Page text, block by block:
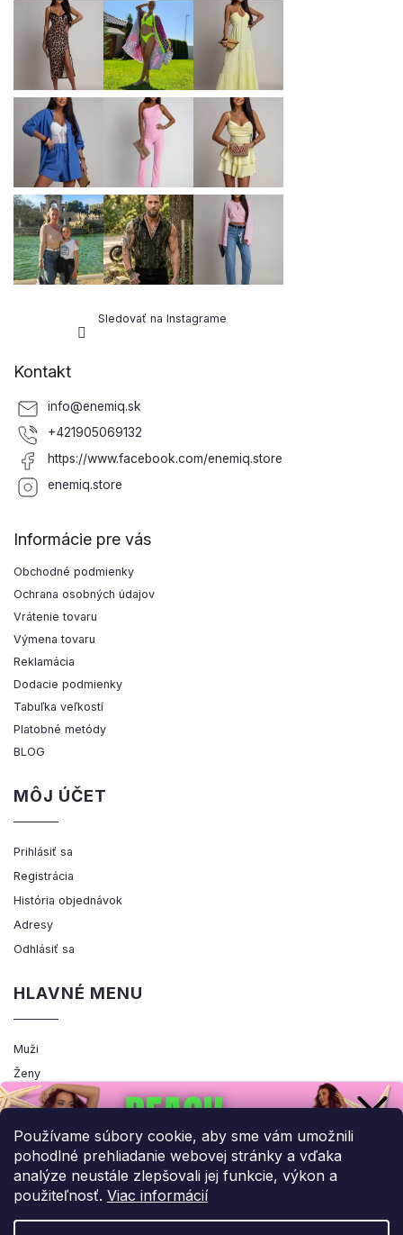
Používame súbory cookie, aby sme vám umožnili
pohodlné prehliadanie webovej stránky a vďaka
analýze neustále zlepšovali jej funkcie, výkon a
použiteľnosť. Viac informácií
Sledovať na Instagrame
Kontakt
info@enemiq.sk
+421905069132
https://www.facebook.com/enemiq.store
enemiq.store
Informácie pre vás
Obchodné podmienky
Ochrana osobných údajov
Vrátenie tovaru
Výmena tovaru
Reklamácia
Dodacie podmienky
Tabuľka veľkostí
Platobné metódy
BLOG
MÔJ ÚČET
Prihlásiť sa
Registrácia
História objednávok
Adresy
Odhlásiť sa
HLAVNÉ MENU
Muži
Ženy
Výpredaj
Copyright 2026ENEMIQ.SK. Všetky práva vyhradené.